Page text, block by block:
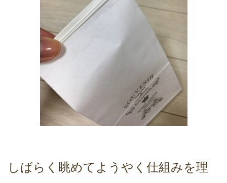
しばらく眺めてようやく仕組みを理